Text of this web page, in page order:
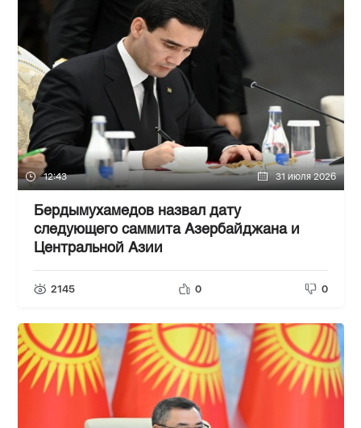
12:43 31 июля 2026
Бердымухамедов назвал дату
следующего саммита Азербайджана и
Центральной Азии
2145 0 0